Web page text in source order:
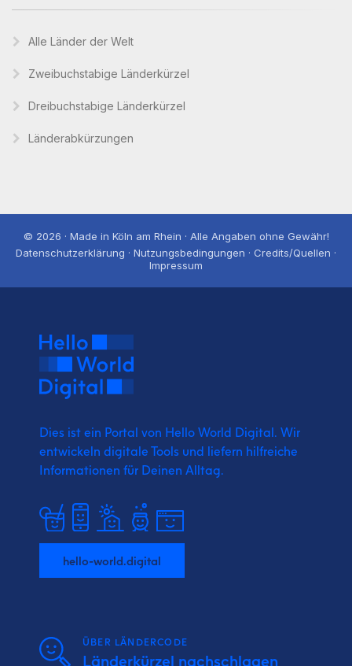
Alle Länder der Welt
Zweibuchstabige Länderkürzel
Dreibuchstabige Länderkürzel
Länderabkürzungen
© 2026 · Made in Köln am Rhein · Alle Angaben ohne Gewähr!
Datenschutzerklärung · Nutzungsbedingungen · Credits/Quellen ·
Impressum
Dies ist ein Portal von Hello World Digital. Wir
entwickeln digitale Tools und liefern hilfreiche
Informationen für Deinen Alltag.
hello-world.digital
ÜBER LÄNDERCODE
Länderkürzel nachschlagen